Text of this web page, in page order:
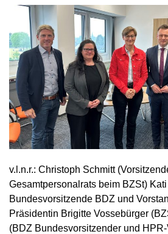
v.l.n.r.: Christoph Schmitt
Gesamtpersonalrats beim BZSt)
Bundesvorsitzende BDZ und
Präsidentin Brigitte Vossebürger
(BDZ Bundesvorsitzender und